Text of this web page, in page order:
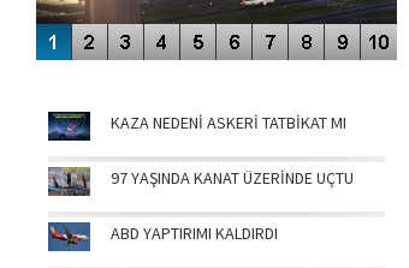
KAZA NEDENİ ASKERİ TATBİKAT MI
97 YAŞINDA KANAT ÜZERİNDE UÇTU
ABD YAPTIRIMI KALDIRDI